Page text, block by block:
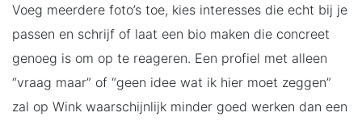
Voeg meerdere foto’s toe, kies interesses die echt bij je
passen en schrijf of laat een bio maken die concreet
genoeg is om op te reageren. Een profiel met alleen
“vraag maar” of “geen idee wat ik hier moet zeggen”
zal op Wink waarschijnlijk minder goed werken dan een